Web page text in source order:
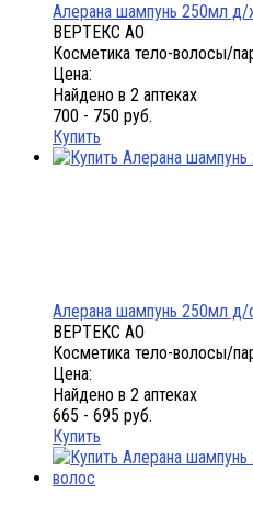
Алерана шампунь 250мл
ВЕРТЕКС АО
Косметика тело-волосы/
Цена:
Найдено в 2 аптеках
700 - 750 руб.
Купить
Алерана шампунь 250мл д/
ВЕРТЕКС АО
Косметика тело-волосы/
Цена:
Найдено в 2 аптеках
665 - 695 руб.
Купить